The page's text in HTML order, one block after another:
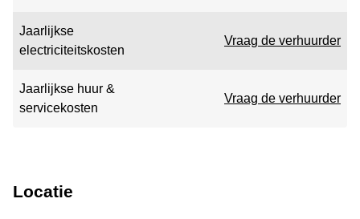
Jaarlijkse
electriciteitskosten
Vraag de verhuurder
Jaarlijkse huur &
servicekosten
Vraag de verhuurder
Locatie